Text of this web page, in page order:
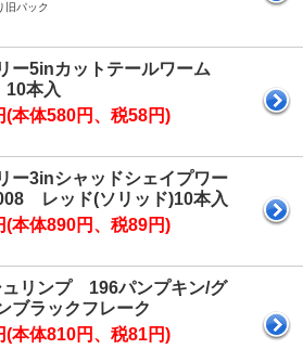
旧パック
ー5inカットテールワーム
本入
(本体580円、税58円)
ー3inシャッドシェイプワー
レッド(ソリッド)10本入
(本体890円、税89円)
リンプ 196パンプキン/グ
ブラックフレーク
(本体810円、税81円)